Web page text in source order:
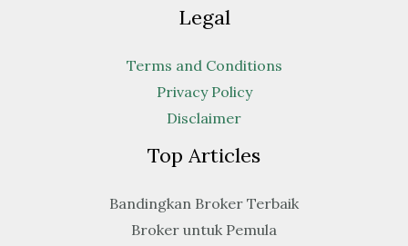
Legal
Terms and Conditions
Privacy Policy
Disclaimer
Top Articles
Bandingkan Broker Terbaik
Broker untuk Pemula